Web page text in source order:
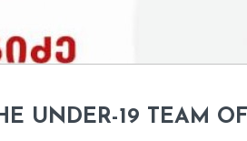
UNDER-19 TEAM OF